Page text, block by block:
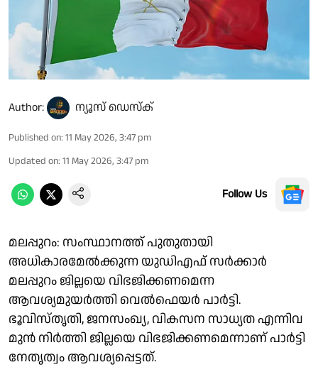
Author: ന്യൂസ് ഡെസ്ക്
Published on: 11 May 2026, 3:47 pm
Updated on: 11 May 2026, 3:47 pm
Follow Us
മലപ്പുറം: സംസ്ഥാനത്ത് പുതുതായി
അധികാരമേൽക്കുന്ന യുഡിഎഫ് സർക്കാർ
മലപ്പുറം ജില്ലയെ വിഭജിക്കണമെന്ന
ആവശ്യമുയർത്തി വെൽഫെയർ പാർട്ടി.
ഭൂവിസ്തൃതി, ജനസംഖ്യ, വികസന സാധ്യത എന്നിവ
മുൻ നിർത്തി ജില്ലയെ വിഭജിക്കണമെന്നാണ് പാർട്ടി
നേതൃത്വം ആവശ്യപ്പെട്ടത്.